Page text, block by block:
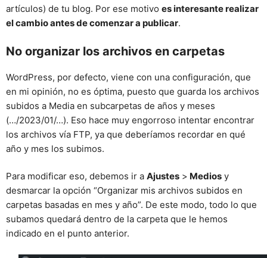
artículos) de tu blog. Por ese motivo es interesante realizar
el cambio antes de comenzar a publicar.
No organizar los archivos en carpetas
WordPress, por defecto, viene con una configuración, que
en mi opinión, no es óptima, puesto que guarda los archivos
subidos a Media en subcarpetas de años y meses
(…/2023/01/…). Eso hace muy engorroso intentar encontrar
los archivos vía FTP, ya que deberíamos recordar en qué
año y mes los subimos.
Para modificar eso, debemos ir a Ajustes > Medios y
desmarcar la opción “Organizar mis archivos subidos en
carpetas basadas en mes y año”. De este modo, todo lo que
subamos quedará dentro de la carpeta que le hemos
indicado en el punto anterior.